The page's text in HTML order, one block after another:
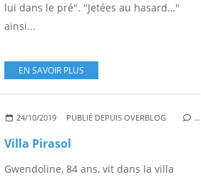
lui dans le pré". "Jetées au hasard…"
ainsi...
EN SAVOIR PLUS
24/10/2019 PUBLIÉ DEPUIS OVERBLOG …
Villa Pirasol
Gwendoline, 84 ans, vit dans la villa